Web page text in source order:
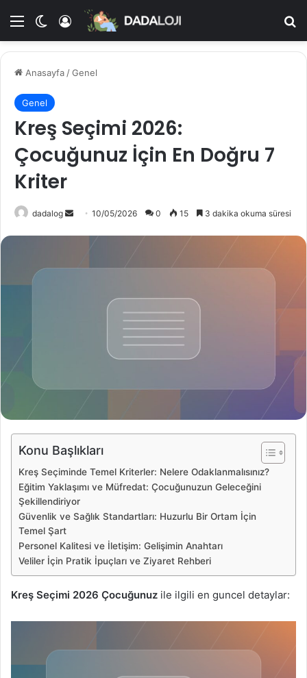
Menü Dış görünümü değiştir
Kayıt Ol
Anasayfa /Genel
Genel
Kreş Seçimi 2026:
Çocuğunuz İçin En Doğru 7
Kriter
dadalog
e
m
e
10/05/2026 0 15 3 dakika okuma süresi
Konu Başlıkları
Kreş Seçiminde Temel Kriterler: Nelere Odaklanmalısınız?
Eğitim Yaklaşımı ve Müfredat: Çocuğunuzun Geleceğini
Şekillendiriyor
Güvenlik ve Sağlık Standartları: Huzurlu Bir Ortam İçin
Temel Şart
Personel Kalitesi ve İletişim: Gelişimin Anahtarı
Veliler İçin Pratik İpuçları ve Ziyaret Rehberi
Kreş Seçimi 2026 Çocuğunuz ile ilgili en guncel detaylar: